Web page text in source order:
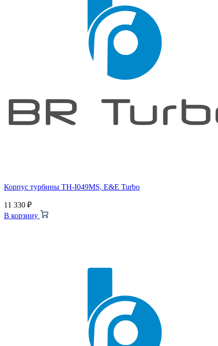
Корпус турбины TH-I049MS, E&E Turbo
11 330 ₽
В корзину